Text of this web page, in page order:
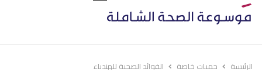
الرئيسة حميات خاصة الفوائد الصحية للهندباء